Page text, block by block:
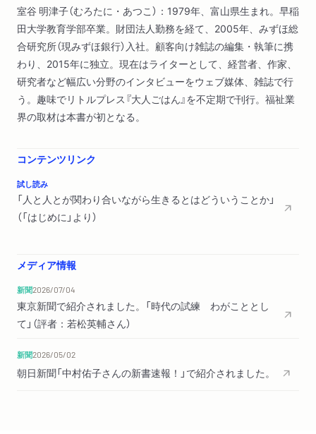
応援団② 岩波孝穂さん（ゆうりんクリニック院長）
第３章 当事者とともに、「曲がりくねった道」を行く
通院同行の理由／曲がりくねった道／当事者の側に立つ／山谷
で教わったこと／介護の資格／強烈な説得力／野放図な場所／
依存症のある利用者／入り口となる場所へ
応援団③ 吉水岳彦さん（浄土宗光照院住職）
第４章 アンフェアなこの世界で、私たちはどう生きるか
ライター業のはじまり／『桐生市事件』を書いた理由／フェアで
あること／日本での生きづらさ／年越し派遣村／ひとまず形か
い
第５章 「人が人を排除する社会」に抗い続ける
定例ミーティングの様子／子ども時代／活動家の原点／お鉢が
回ってきた／新宿ダンボール村の解散／自立生活サポートセン
ター・もやい／制度の外側へ／ハウジングファーストの実践／
活動家集団
室谷 明津子（むろたに・あつこ）：1979年、富山県生まれ。早稲
田大学教育学部卒業。財団法人勤務を経て、2005年、みずほ総
合研究所（現みずほ銀行）入社。顧客向け雑誌の編集・執筆に携
わり、2015年に独立。現在はライターとして、経営者、作家、
研究者など幅広い分野のインタビューをウェブ媒体、雑誌で行
う。趣味でリトルプレス『大人ごはん』を不定期で刊行。福祉業
界の取材は本書が初となる。
コンテンツリンク
試し読み
「人と人とが関わり合いながら生きるとはどういうことか」
（「はじめに」より）
メディア情報
新聞2026/07/04
東京新聞で紹介されました。「時代の試練 わがこととし
て」（評者：若松英輔さん）
新聞2026/05/02
朝日新聞「中村佑子さんの新書速報！」で紹介されました。